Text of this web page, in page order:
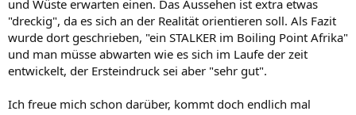
und Wüste erwarten einen. Das Aussehen ist extra etwas
"dreckig", da es sich an der Realität orientieren soll. Als Fazit
wurde dort geschrieben, "ein STALKER im Boiling Point Afrika"
und man müsse abwarten wie es sich im Laufe der zeit
entwickelt, der Ersteindruck sei aber "sehr gut".
Ich freue mich schon darüber, kommt doch endlich mal